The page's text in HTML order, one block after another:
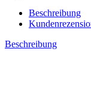
Beschreibung
Beschreibung